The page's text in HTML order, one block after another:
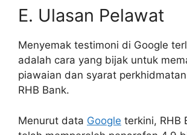
E. Ulasan Pelawat
Menyemak testimoni di Google
adalah cara yang bijak untuk
piawaian dan syarat
RHB Bank.
Menurut data Google terkini, RHB